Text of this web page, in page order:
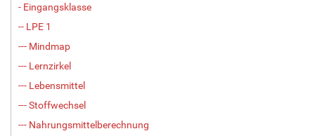
- Eingangsklasse
-- LPE 1
--- Mindmap
--- Lernzirkel
--- Lebensmittel
--- Stoffwechsel
--- Nahrungsmittelberechnung